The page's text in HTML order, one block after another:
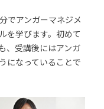
でアンガーマネジメ
を学びます。初めて
、受講後にはアンガ
になっていることで